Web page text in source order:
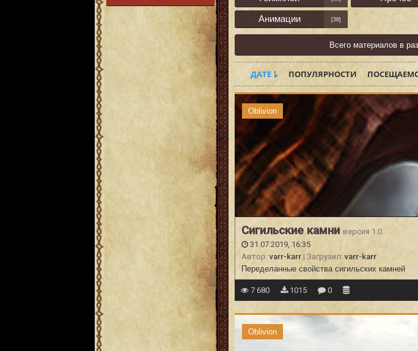
Анимации [38]
Всего материалов в
ДАТЕ ПОПУЛЯРНОСТИ
Oblivion
Сигильские камни версия 1.0
31.07.2019, 16:35
Автор:varr-karr | Загрузил:varr-karr
Переделанные свойства сигильских камней
7 680 1015 0
Oblivion